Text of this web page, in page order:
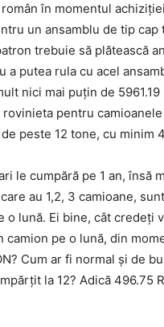
în momentul
un ansamblu de tip cap
trebuie să plătească
a putea rula cu acel
nici mai puțin de 5961.19
pentru camioanele
peste 12 tone, cu minim
le cumpără pe 1 an, însă
au 1,2, 3 camioane,
o lună. Ei bine, cât credeți
camion pe o lună, din
Cum ar fi normal și de
la 12? Adică 496.75